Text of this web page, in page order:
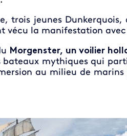
trois jeunes
vécu la manifestation
Morgenster, un voilier
bateaux mythiques qui
au milieu de marins